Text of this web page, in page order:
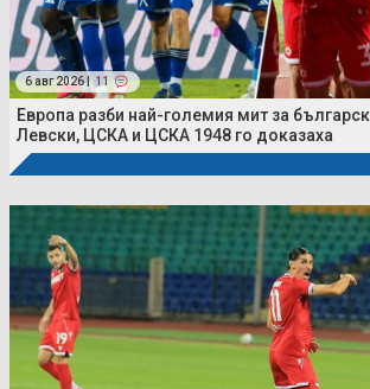
6 авг 2026 | 11
Европа разби най-големия мит за
Левски, ЦСКА и ЦСКА 1948 го доказаха